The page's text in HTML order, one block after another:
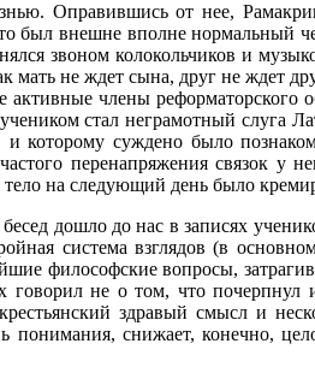
Оправившись от нее,
был внешне вполне нормальный
звоном колокольчиков и
мать не ждет сына, друг не ждет
активные члены
стал неграмотный
суждено было
перенапряжения связок у
на следующий день было
дошло до нас в записях
система взглядов (в
философские вопросы,
не о том, что почерпнул
здравый смысл и
понимания, снижает, конечно,